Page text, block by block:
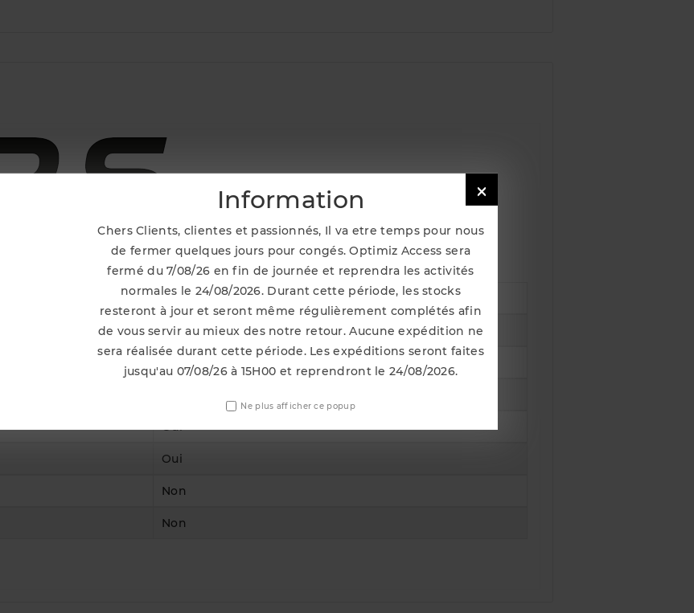
Oui
--Universel--
--Universel--
Oui
Oui
Non
Non

Information
Chers Clients, clientes et passionnés, Il va etre temps pour nous
de fermer quelques jours pour congés. Optimiz Access sera
fermé du 7/08/26 en fin de journée et reprendra les activités
normales le 24/08/2026. Durant cette période, les stocks
resteront à jour et seront même régulièrement complétés afin
de vous servir au mieux des notre retour. Aucune expédition ne
sera réalisée durant cette période. Les expéditions seront faites
jusqu'au 07/08/26 à 15H00 et reprendront le 24/08/2026.
Ne plus afficher ce popup